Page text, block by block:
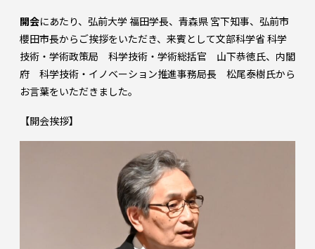
開会にあたり、弘前大学 福田学長、青森県 宮下知事、弘前市
櫻田市長からご挨拶をいただき、来賓として文部科学省 科学
技術・学術政策局 科学技術・学術総括官 山下恭徳氏、内閣
府 科学技術・イノベーション推進事務局長 松尾泰樹氏から
お言葉をいただきました。
【開会挨拶】